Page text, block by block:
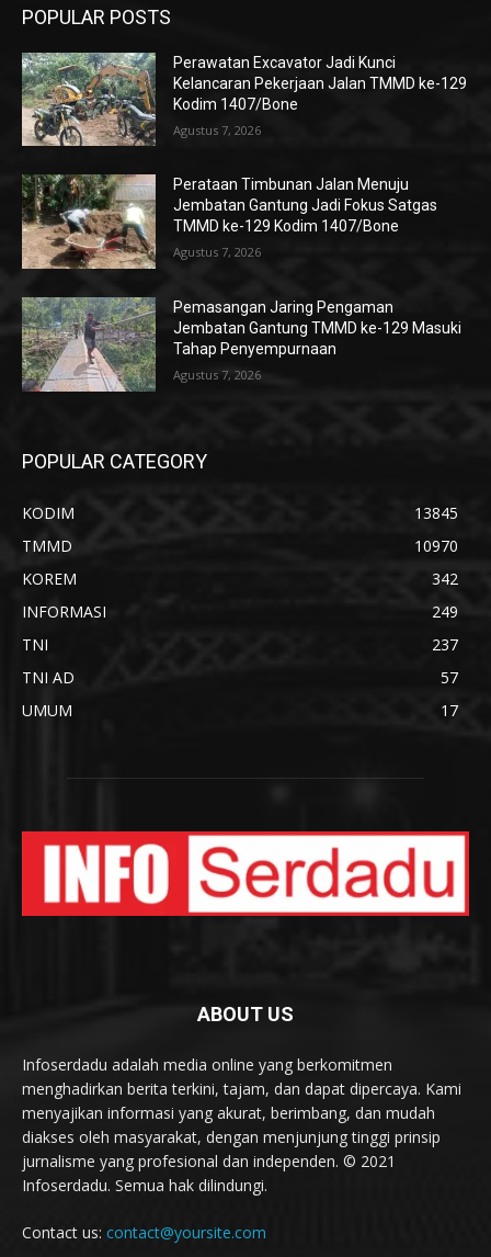
POPULAR POSTS
Perawatan Excavator Jadi Kunci
Kelancaran Pekerjaan Jalan TMMD ke-129
Kodim 1407/Bone
Agustus 7, 2026
Perataan Timbunan Jalan Menuju
Jembatan Gantung Jadi Fokus Satgas
TMMD ke-129 Kodim 1407/Bone
Agustus 7, 2026
Pemasangan Jaring Pengaman
Jembatan Gantung TMMD ke-129 Masuki
Tahap Penyempurnaan
Agustus 7, 2026
POPULAR CATEGORY
KODIM
13845
TMMD
10970
KOREM
342
INFORMASI
249
TNI
237
TNI AD
57
UMUM
17
ABOUT US
Infoserdadu adalah media online yang berkomitmen
menghadirkan berita terkini, tajam, dan dapat dipercaya. Kami
menyajikan informasi yang akurat, berimbang, dan mudah
diakses oleh masyarakat, dengan menjunjung tinggi prinsip
jurnalisme yang profesional dan independen. © 2021
Infoserdadu. Semua hak dilindungi.
Contact us: contact@yoursite.com